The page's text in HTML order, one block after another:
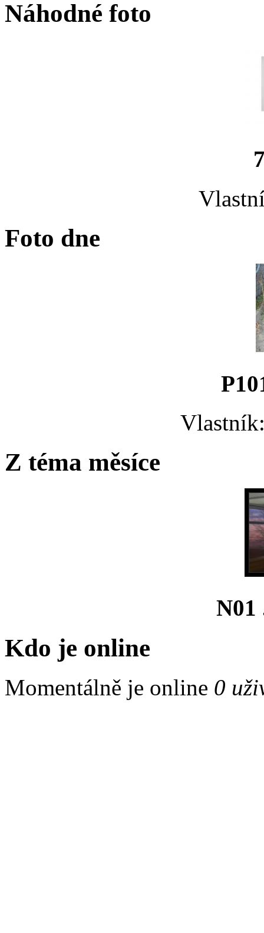
Náhodné foto
Foto dne
Z téma měsíce
N01
Kdo je online
Momentálně je online 0